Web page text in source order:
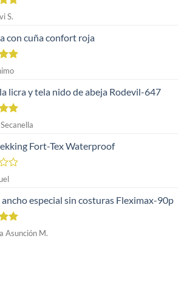
S.
con cuña confort roja
licra y tela nido de abeja Rodevil-647
Fort-Tex Waterproof
especial sin costuras Fleximax-90p
Asunción M.